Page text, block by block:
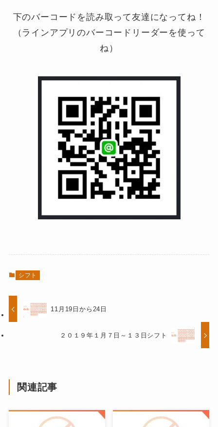
下のバーコードを読み取って友達になってね！
（ラインアプリのバーコードリーダーを使って
ね）
シフト
11月19日から24日
２０１９年１月７日～１３日シフト
関連記事